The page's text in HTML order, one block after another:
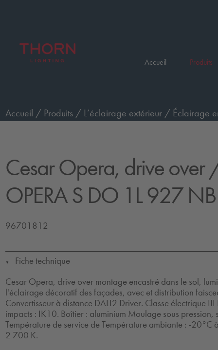
Accueil Produits
Accueil / Produits / L’éclairage extérieur / Éclairage
Cesar Opera, drive over/
OPERA S DO 1L 927 NB
96701812
▼
Fiche technique
Cesar Opera, drive over montage encastré dans le sol,
l'éclairage décoratif des façades, avec et distribution
Convertisseur à distance DALI2 Driver. Classe électrique
impacts : IK10. Boîtier : aluminium Moulage sous pression,
Température de service de Température ambiante : -20°C
2 700 K.